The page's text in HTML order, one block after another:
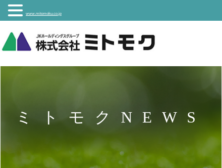
ミトモクNEWS
www.mitomoku.co.jp